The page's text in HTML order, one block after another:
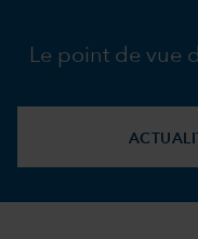
Le point de vue